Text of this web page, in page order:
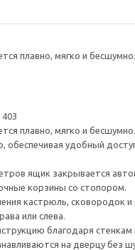
плавно, мягко и бесшумно.
плавно, мягко и бесшумно.
обеспечивая удобный
ящик закрывается
корзины со стопором.
кастрюль, сковородок и
или слева.
благодаря
на дверцу без